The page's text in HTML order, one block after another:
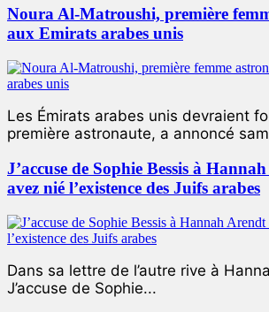
Noura Al-Matroushi, première
aux Emirats arabes unis
Les Émirats arabes unis devraient
première astronaute, a annoncé
J’accuse de Sophie Bessis à
avez nié l’existence des Juifs arabes
Dans sa lettre de l’autre rive à
J’accuse de Sophie...